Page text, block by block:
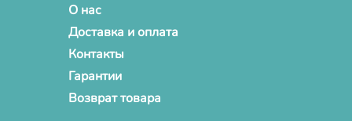
О нас
Доставка и оплата
Контакты
Гарантии
Возврат товара